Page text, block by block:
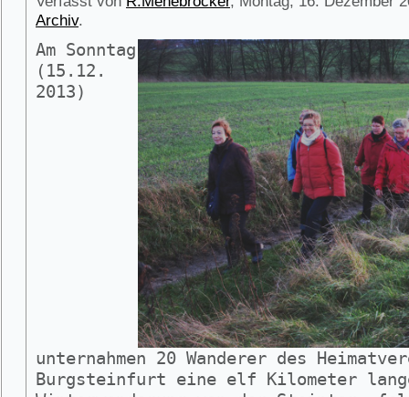
Archiv.
Am Sonntag
(15.12.
2013)
unternahmen 20 Wanderer des
Burgsteinfurt eine elf Kilometer